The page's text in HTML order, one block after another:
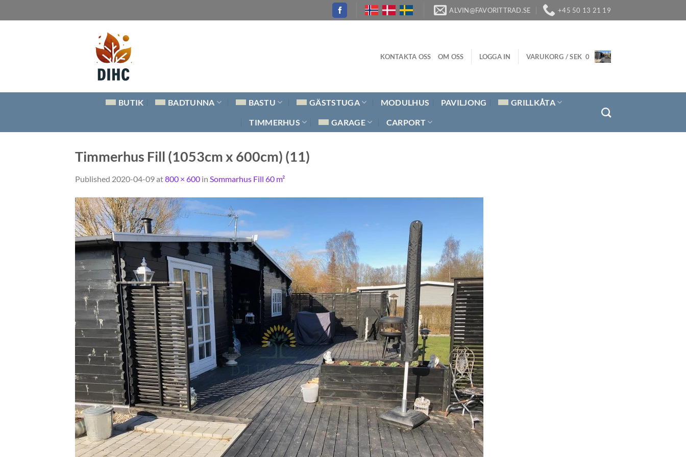
to
ALVIN@FAVORITTRAD.SE +45 50 13 21 19
KONTAKTA OSS OM OSS LOGGA IN VARUKORG /SEK 0
BUTIK BADTUNNA BASTU GÄSTSTUGA MODULHUS PAVILJONG GRILLKÅTA
TIMMERHUS GARAGE CARPORT
Timmerhus Fill (1053cm x 600cm) (11)
Published 2020-04-09at800 × 600 in Sommarhus Fill 60 m²